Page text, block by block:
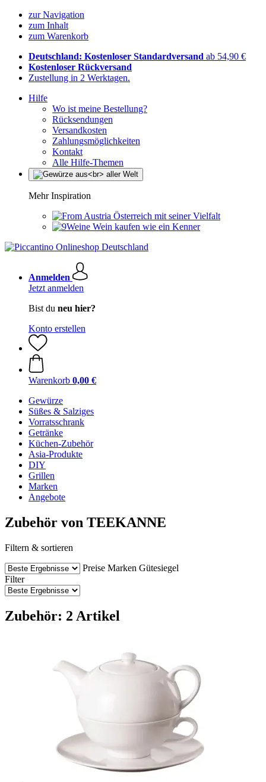
zur Navigation
zum Inhalt
zum Warenkorb
Deutschland: Kostenloser Standardversand ab 54,90 €
Kostenloser Rückversand
Zustellung in 2 Werktagen.
Hilfe
Wo ist meine Bestellung?
Rücksendungen
Versandkosten
Zahlungsmöglichkeiten
Kontakt
Alle Hilfe-Themen
Mehr Inspiration
Österreich mit seiner Vielfalt
Wein kaufen wie ein Kenner
Anmelden
Jetzt anmelden
Bist du neu hier?
Konto erstellen
Warenkorb 0,00 €
Gewürze
Süßes & Salziges
Vorratsschrank
Getränke
Küchen-Zubehör
Asia-Produkte
DIY
Grillen
Marken
Angebote
Zubehör von TEEKANNE
Filtern & sortieren
Preise Marken Gütesiegel
Filter
Zubehör: 2 Artikel